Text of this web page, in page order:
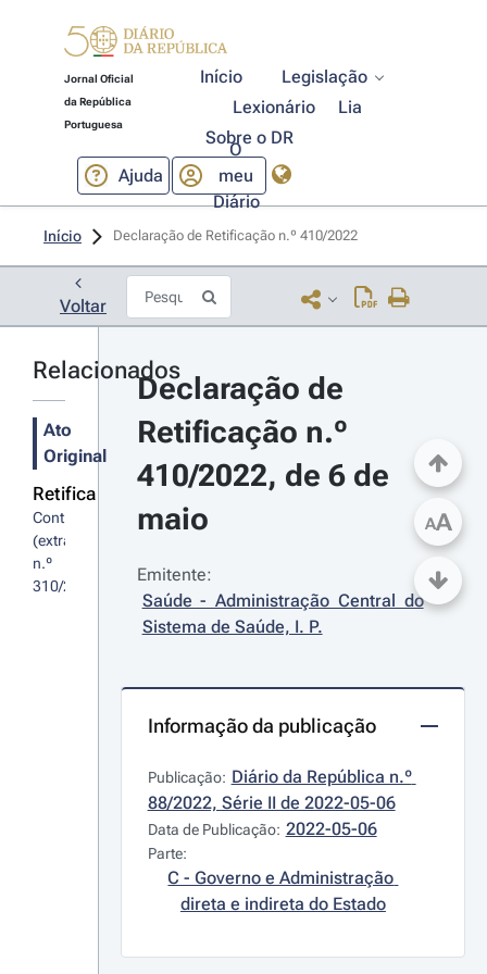
Jornal Oficial
da República
Portuguesa
Início
Legislação
Lexionário
Lia
Sobre o DR
Ajuda
O
meu
Diário
Início Declaração de Retificação n.º 410/2022
Voltar
Relacionados
Ato
Original
Retifica
Contrato
(extrato)
n.º
310/2022
Declaração de
Retificação n.º
410/2022, de 6 de
maio
Emitente:
Saúde - Administração Central do
Sistema de Saúde, I. P.
Informação da publicação
Publicação: Diário da República n.º
88/2022, Série II de 2022-05-06
Data de Publicação: 2022-05-06
Parte:
C - Governo e Administração
direta e indireta do Estado
AA